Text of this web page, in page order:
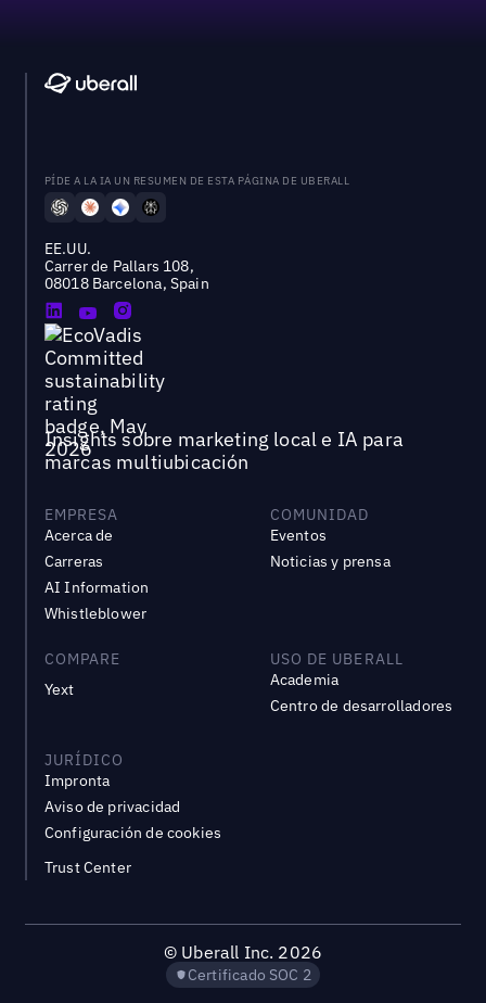
PÍDE A LA IA UN RESUMEN DE ESTA PÁGINA DE UBERALL
EE.UU.
Carrer de Pallars 108,
08018 Barcelona, Spain
Insights sobre marketing local e IA para
marcas multiubicación
EMPRESA
Acerca de
Carreras
AI Information
Whistleblower
COMUNIDAD
Eventos
Noticias y prensa
COMPARE
Yext
USO DE UBERALL
Academia
Centro de desarrolladores
JURÍDICO
Impronta
Aviso de privacidad
Configuración de cookies
Trust Center
© Uberall Inc. 2026
Certificado SOC 2